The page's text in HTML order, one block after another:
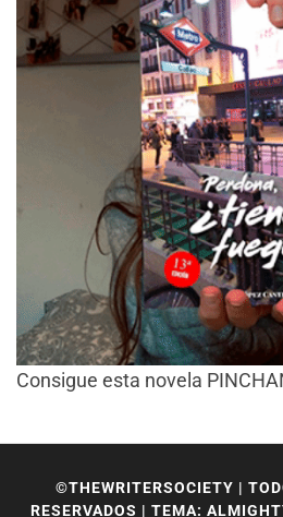
Consigue esta novela
©THEWRITERSOCIETY |
RESERVADOS | TEMA: